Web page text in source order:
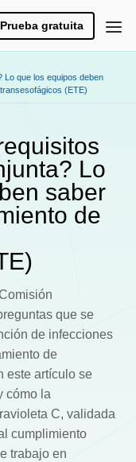
Prueba gratuita
Lo que los equipos deben
(ETE)
Lo
saber
de
que se
de infecciones
de
este artículo se
cómo la
C, validada
cumplimiento
trabajo en